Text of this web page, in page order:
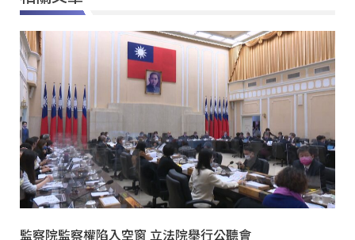
監察院監察權陷入空窗 立法院舉行公聽會